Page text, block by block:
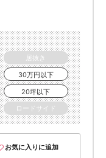
居抜き
30万円以下
20坪以下
ロードサイド
お気に入りに追加